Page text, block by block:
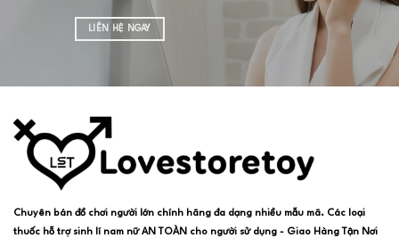
LIÊN HỆ NGAY
Chuyên bán đồ chơi người lớn chính hãng đa dạng nhiều mẫu mã. Các loại
thuốc hỗ trợ sinh lí nam nữ AN TOÀN cho người sử dụng - Giao Hàng Tận Nơi